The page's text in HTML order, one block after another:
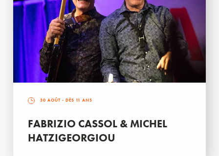
30 AOÛT - DÈS 11 ANS
FABRIZIO CASSOL & MICHEL
HATZIGEORGIOU